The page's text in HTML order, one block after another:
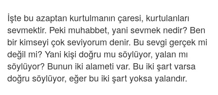
İşte bu azaptan kurtulmanın çaresi, kurtulanları
sevmektir. Peki muhabbet, yani sevmek nedir? Ben
bir kimseyi çok seviyorum denir. Bu sevgi gerçek mi
değil mi? Yani kişi doğru mu söylüyor, yalan mı
söylüyor? Bunun iki alameti var. Bu iki şart varsa
doğru söylüyor, eğer bu iki şart yoksa yalandır.